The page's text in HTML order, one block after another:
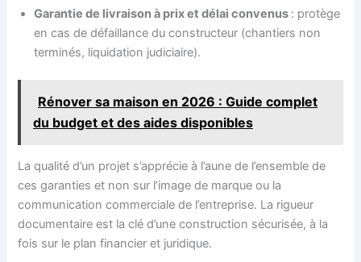
Garantie de livraison à prix et délai convenus : protège
en cas de défaillance du constructeur (chantiers non
terminés, liquidation judiciaire).
Rénover sa maison en 2026 : Guide complet
du budget et des aides disponibles
La qualité d’un projet s’apprécie à l’aune de l’ensemble de
ces garanties et non sur l’image de marque ou la
communication commerciale de l’entreprise. La rigueur
documentaire est la clé d’une construction sécurisée, à la
fois sur le plan financier et juridique.